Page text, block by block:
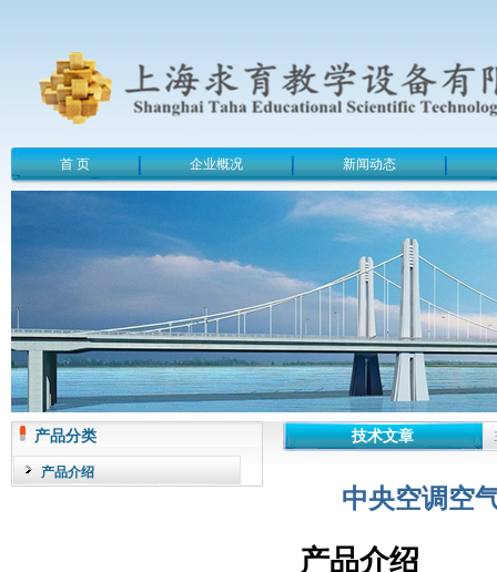
首 页 企业概况 新闻动态
产品分类
产品介绍
技术文章
中央空调空
产品介绍